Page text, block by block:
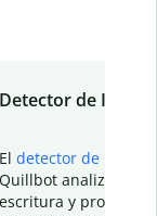
Detector de IA
El detector de IA
Quillbot analiza tu
escritura y